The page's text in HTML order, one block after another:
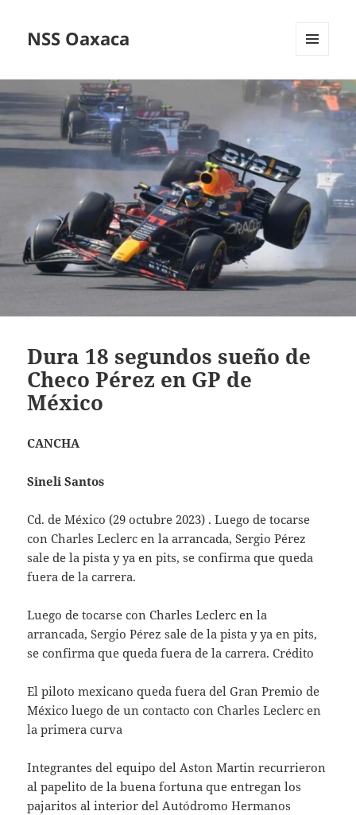
NSS Oaxaca
WIDGETS
Dura 18 segundos sueño de
Checo Pérez en GP de
México
CANCHA
Sineli Santos
Cd. de México (29 octubre 2023) . Luego de tocarse
con Charles Leclerc en la arrancada, Sergio Pérez
sale de la pista y ya en pits, se confirma que queda
fuera de la carrera.
Luego de tocarse con Charles Leclerc en la
arrancada, Sergio Pérez sale de la pista y ya en pits,
se confirma que queda fuera de la carrera. Crédito
El piloto mexicano queda fuera del Gran Premio de
México luego de un contacto con Charles Leclerc en
la primera curva
Integrantes del equipo del Aston Martin recurrieron
al papelito de la buena fortuna que entregan los
pajaritos al interior del Autódromo Hermanos